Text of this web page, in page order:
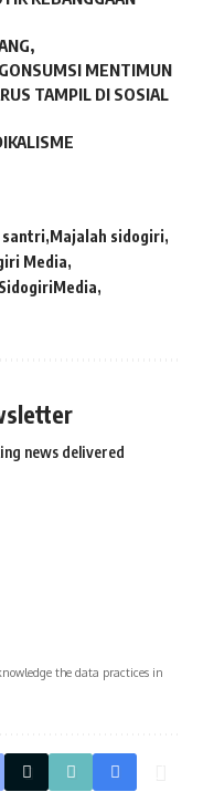
MENTIMUN
TAMPIL DI SOSIAL
santri Majalah sidogiri
Media
SidogiriMedia
news delivered
the data practices in